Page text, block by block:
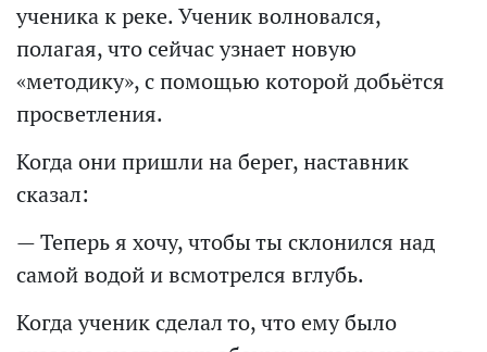
ученика к реке. Ученик волновался,
полагая, что сейчас узнает новую
«методику», с помощью которой добьётся
просветления.
Когда они пришли на берег, наставник
сказал:
— Теперь я хочу, чтобы ты склонился над
самой водой и всмотрелся вглубь.
Когда ученик сделал то, что ему было